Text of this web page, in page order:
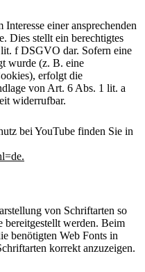
einer ansprechenden
Dies stellt ein berechtigtes
f DSGVO dar. Sofern eine
wurde (z. B. eine
erfolgt die
von Art. 6 Abs. 1 lit. a
widerrufbar.
bei YouTube finden Sie in
von Schriftarten so
bereitgestellt werden. Beim
benötigten Web Fonts in
korrekt anzuzeigen.